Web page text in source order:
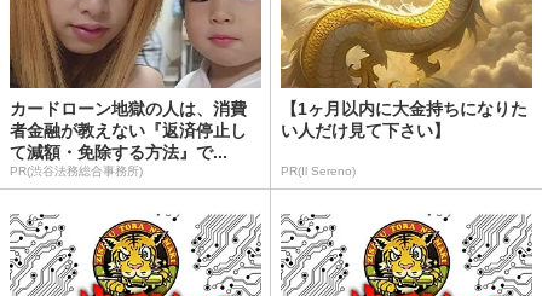
カードローン地獄の人は、消費
者金融が教えない『返済停止し
て減額・免除する方法』で...
PR(渋谷法務総合事務所)
【1ヶ月以内に大金持ちになりた
い人だけ見て下さい】
PR(Il Sereno)